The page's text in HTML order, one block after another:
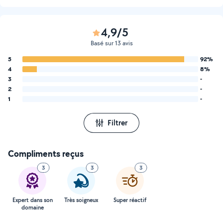
4,9/5
Basé sur 13 avis
5
92%
4
8%
3
-
2
-
1
-
Filtrer
Compliments reçus
3
Expert dans son
domaine
3
Très soigneux
3
Super réactif